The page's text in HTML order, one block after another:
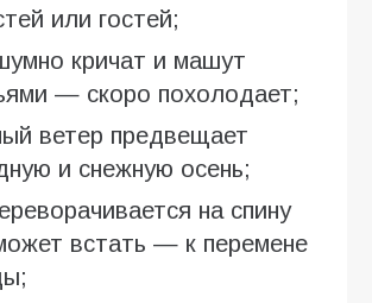
или гостей;
кричат и машут
— скоро похолодает;
ветер предвещает
и снежную осень;
на спину
встать — к перемене